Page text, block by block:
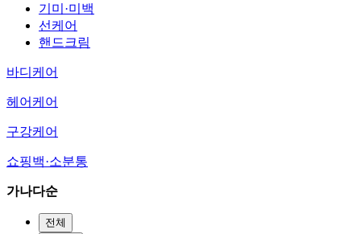
기미·미백
선케어
핸드크림
바디케어
헤어케어
구강케어
쇼핑백·소분통
가나다순
전체